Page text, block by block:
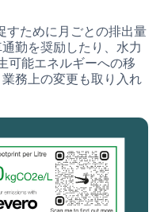
すために月ごとの排出量
勤を奨励したり、水力
可能エネルギーへの移
務上の変更も取り入れ